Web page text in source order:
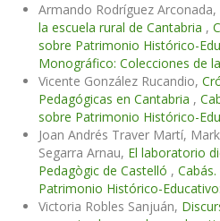
Armando Rodríguez Arconada,
la escuela rural de Cantabria ,
sobre Patrimonio Histórico-
Monográfico: Colecciones de
Vicente González Rucandio,
Pedagógicas en Cantabria ,
sobre Patrimonio Histórico-
Joan Andrés Traver Martí,
Segarra Arnau, El laboratorio
Pedagògic de Castelló ,
Patrimonio Histórico-
Victoria Robles Sanjuán,